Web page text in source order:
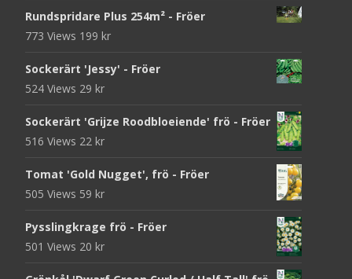
Rundspridare Plus 254m² - Fröer
773 Views 199 kr
Sockerärt 'Jessy' - Fröer
524 Views 29 kr
Sockerärt 'Grijze Roodbloeiende' frö - Fröer
516 Views 22 kr
Tomat 'Gold Nugget', frö - Fröer
505 Views 59 kr
Pysslingkrage frö - Fröer
501 Views 20 kr